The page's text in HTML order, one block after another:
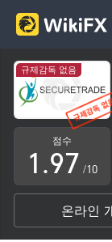
규제감독 없음
점수
0
1
2
3
.
5
6
7
8
9
3
4
5
6
7
8
9
/10
온라인